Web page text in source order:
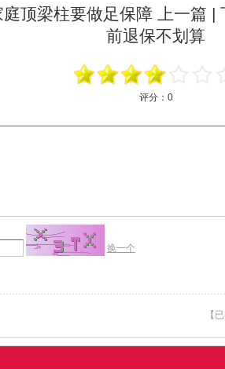
顶梁柱要做足保障 上一篇 |
前退保不划算
评分： 0
换一个
【